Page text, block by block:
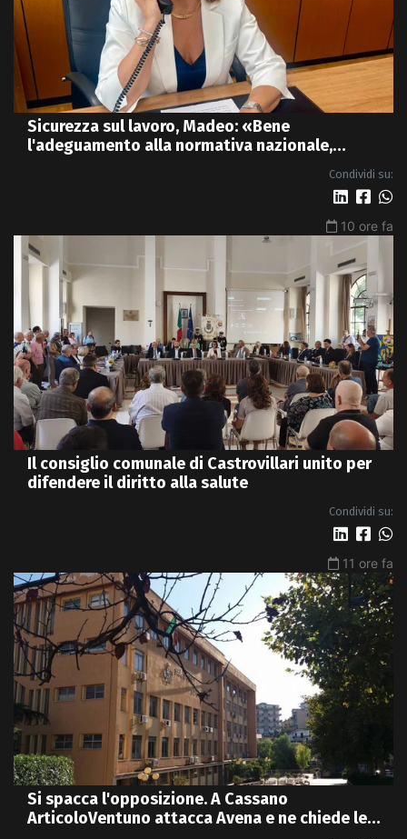
Sicurezza sul lavoro, Madeo: «Bene
l'adeguamento alla normativa nazionale,
Condividi su:
10 ore fa
Il consiglio comunale di Castrovillari unito per
difendere il diritto alla salute
Condividi su:
11 ore fa
Si spacca l'opposizione. A Cassano
ArticoloVentuno attacca Avena e ne chiede le